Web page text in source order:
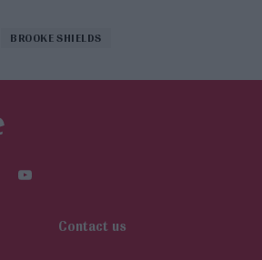
BROOKE SHIELDS
Contact us